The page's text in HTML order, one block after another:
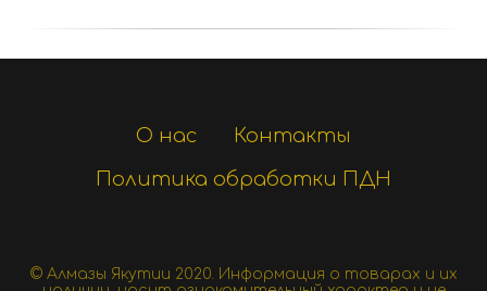
О нас
Контакты
Политика обработки ПДН
© Алмазы Якутии 2020. Информация о товарах и их